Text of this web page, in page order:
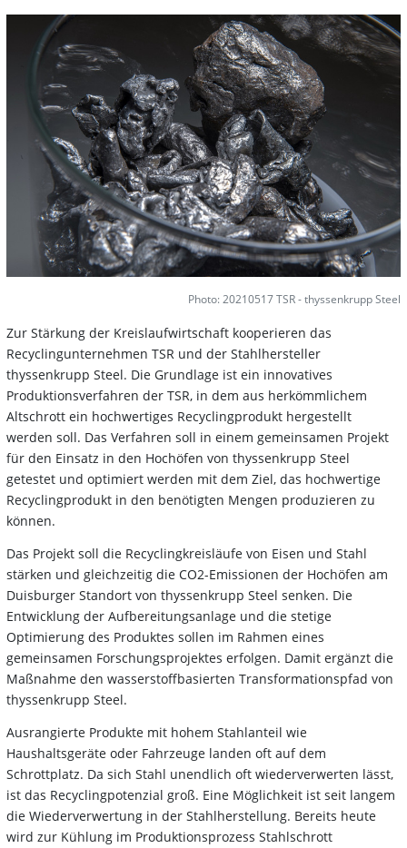
Zur Stärkung der Kreislaufwirtschaft kooperieren das
Recyclingunternehmen TSR und der Stahlhersteller
thyssenkrupp Steel. Die Grundlage ist ein innovatives
Produktionsverfahren der TSR, in dem aus herkömmlichem
Altschrott ein hochwertiges Recyclingprodukt hergestellt
werden soll. Das Verfahren soll in einem gemeinsamen Projekt
für den Einsatz in den Hochöfen von thyssenkrupp Steel
getestet und optimiert werden mit dem Ziel, das hochwertige
Recyclingprodukt in den benötigten Mengen produzieren zu
können.
Das Projekt soll die Recyclingkreisläufe von Eisen und Stahl
stärken und gleichzeitig die CO2-Emissionen der Hochöfen am
Duisburger Standort von thyssenkrupp Steel senken. Die
Entwicklung der Aufbereitungsanlage und die stetige
Optimierung des Produktes sollen im Rahmen eines
gemeinsamen Forschungsprojektes erfolgen. Damit ergänzt die
Maßnahme den wasserstoffbasierten Transformationspfad von
thyssenkrupp Steel.
Ausrangierte Produkte mit hohem Stahlanteil wie
Haushaltsgeräte oder Fahrzeuge landen oft auf dem
Schrottplatz. Da sich Stahl unendlich oft wiederverwerten lässt,
ist das Recyclingpotenzial groß. Eine Möglichkeit ist seit langem
die Wiederverwertung in der Stahlherstellung. Bereits heute
wird zur Kühlung im Produktionsprozess Stahlschrott
Photo: 20210517 TSR - thyssenkrupp Steel